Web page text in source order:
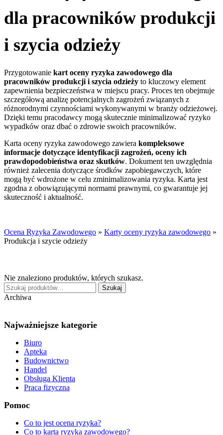
dla pracowników produkcji
i szycia odzieży
Przygotowanie kart oceny ryzyka zawodowego dla
pracowników produkcji i szycia odzieży to kluczowy element
zapewnienia bezpieczeństwa w miejscu pracy. Proces ten obejmuje
szczegółową analizę potencjalnych zagrożeń związanych z
różnorodnymi czynnościami wykonywanymi w branży odzieżowej.
Dzięki temu pracodawcy mogą skutecznie minimalizować ryzyko
wypadków oraz dbać o zdrowie swoich pracowników.
Karta oceny ryzyka zawodowego zawiera kompleksowe
informacje dotyczące identyfikacji zagrożeń, oceny ich
prawdopodobieństwa oraz skutków. Dokument ten uwzględnia
również zalecenia dotyczące środków zapobiegawczych, które
mogą być wdrożone w celu zminimalizowania ryzyka. Karta jest
zgodna z obowiązującymi normami prawnymi, co gwarantuje jej
skuteczność i aktualność.
Ocena Ryzyka Zawodowego » Karty oceny ryzyka zawodowego »
Produkcja i szycie odzieży
Nie znaleziono produktów, których szukasz.
Szukaj:
Szukaj
Archiwa
Najważniejsze kategorie
Biuro
Apteka
Budownictwo
Handel
Obsługa Klienta
Praca fizyczna
Pomoc
Co to jest ocena ryzyka?
Co to karta ryzyka zawodowego?